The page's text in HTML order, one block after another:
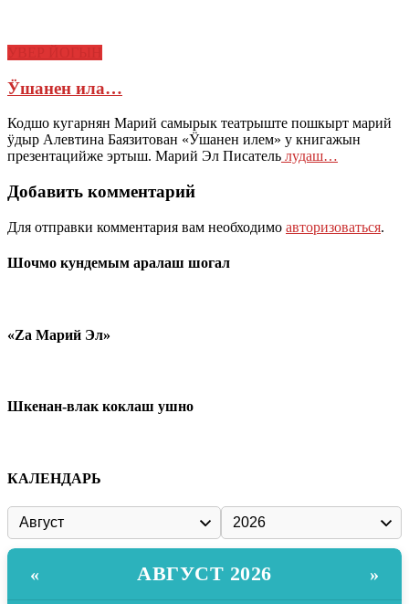
Ӱшанен ила…
Кодшо кугарнян Марий самырык театрыште пошкырт марий
ӱдыр Алевтина Баязитован «Ӱшанен илем» у книгажын
презентацийже эртыш. Марий Эл Писатель лудаш…
Добавить комментарий
Для отправки комментария вам необходимо авторизоваться.
Шочмо кундемым аралаш шогал
«Zа Марий Эл»
Шкенан-влак коклаш ушно
КАЛЕНДАРЬ
« АВГУСТ 2026 »